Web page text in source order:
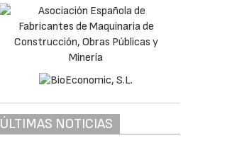
ÚLTIMAS NOTICIAS